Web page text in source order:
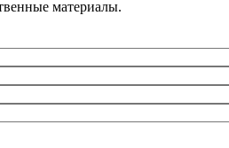
материалы.